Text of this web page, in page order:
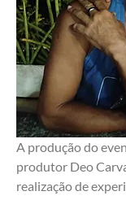
A produção do
produtor Deo
realização de